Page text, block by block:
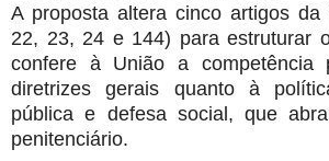
A proposta altera cinco artigos da
22, 23, 24 e 144) para estruturar
confere à União a competência
diretrizes gerais quanto à
pública e defesa social, que
penitenciário.